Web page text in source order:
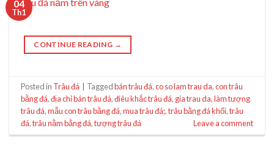
04
Th1
CONTINUE READING →
Posted in Trâu đá Taggedbán trâu đá,co so lam trau da,con trâu
bằng đá,địa chỉ bán trâu đá,điêu khắc trâu đá, gia trau da,làm tượng
trâu đá,mẫu con trâu bằng đá,mua trâu đá;,trâu bằng đá khối,trâu
đá,trâu nằm bằng đá,tượng trâu đá Leave a comment